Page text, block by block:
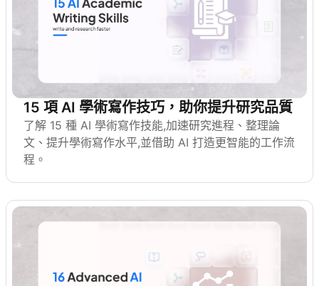
15 項 AI 學術寫作技巧，助你提升研究品質
了解 15 種 AI 學術寫作技能,加速研究進程、整理論
文、提升學術寫作水平,並借助 AI 打造更智能的工作流
程。